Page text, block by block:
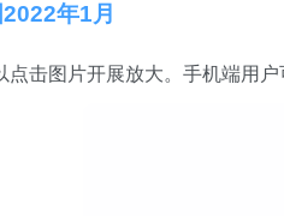
年1月
点击图片开展放大。手机端用